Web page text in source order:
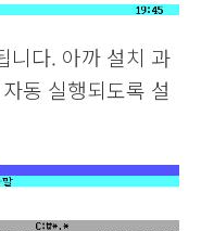
니다. 아까 설치 과
동 실행되도록 설